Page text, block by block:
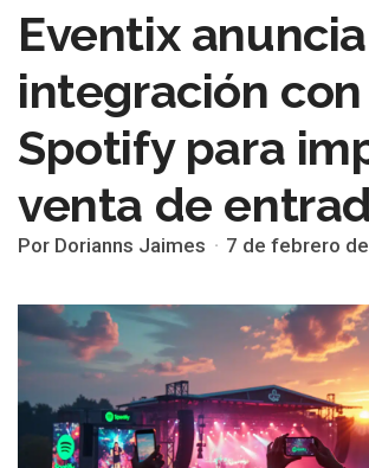
Eventix anuncia
integración con
Spotify para
venta de
Por Dorianns Jaimes 7 de febrero